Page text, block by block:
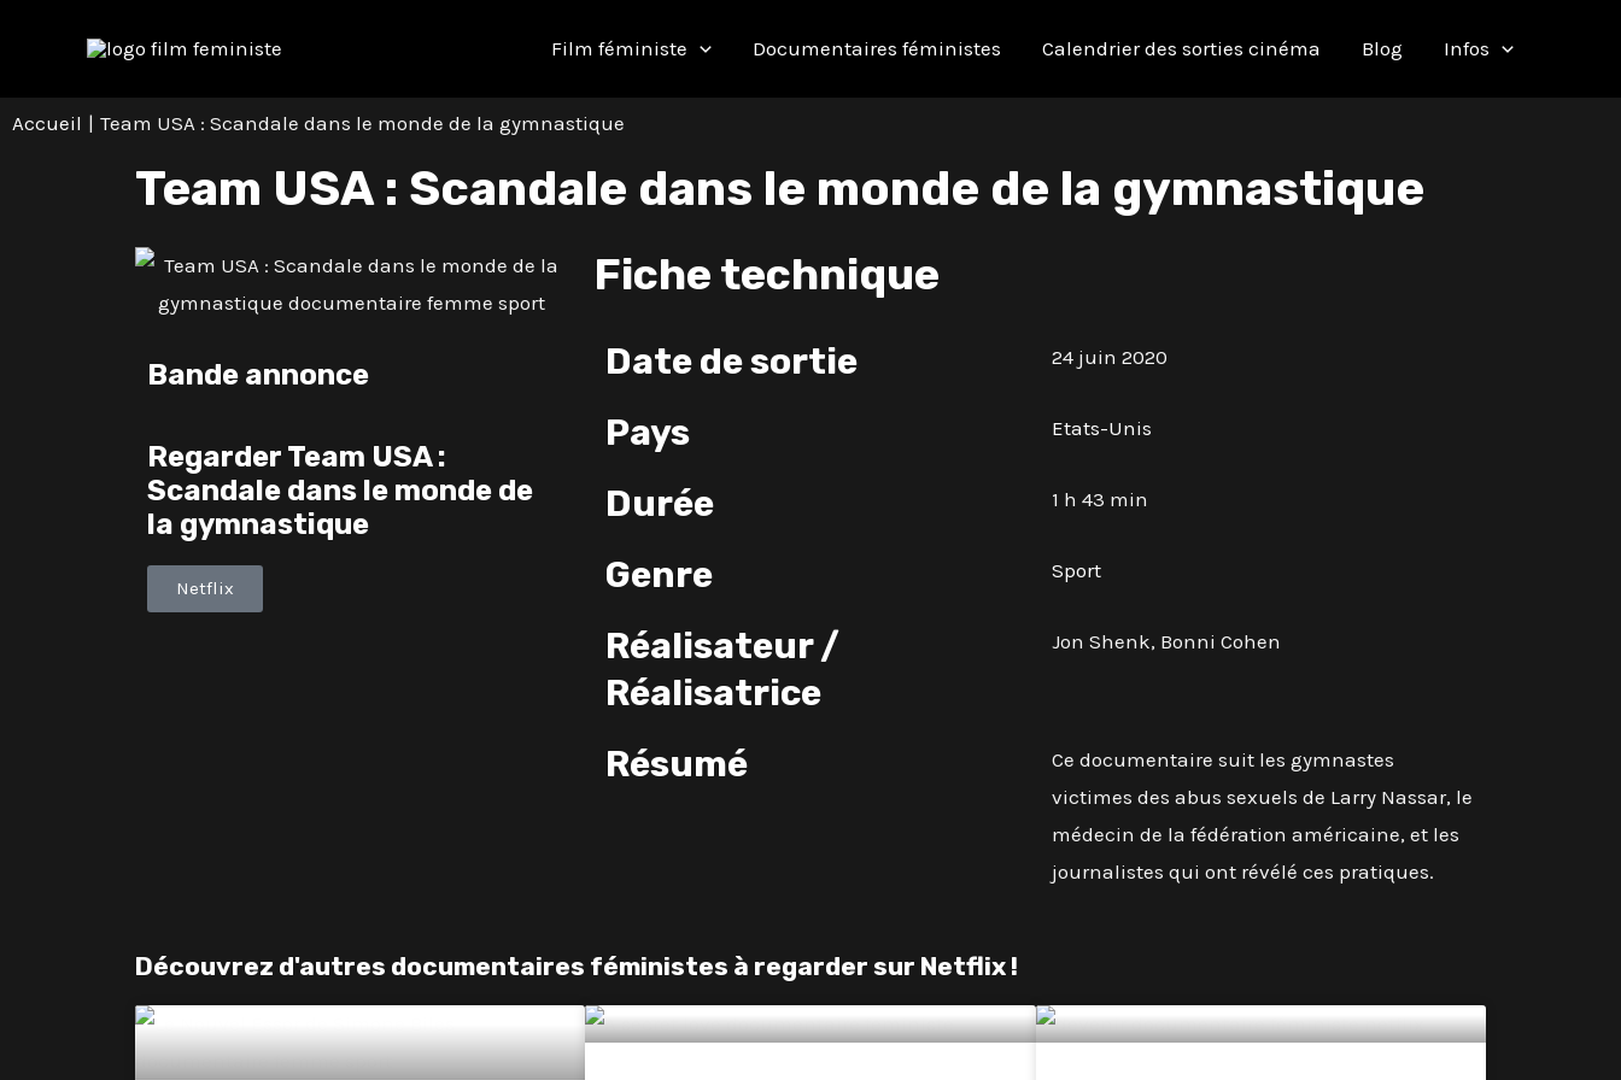
contenu
Film féministe Documentaires féministes Calendrier des sorties cinéma Blog Infos
Accueil Team USA : Scandale dans le monde de la gymnastique
Team USA : Scandale dans le monde de la gymnastique
Bande annonce
Regarder Team USA :
Scandale dans le monde de
la gymnastique
Netflix
Fiche technique
Date de sortie 24 juin 2020
Pays Etats-Unis
Durée 1 h 43 min
Genre Sport
Réalisateur /
Réalisatrice
Jon Shenk, Bonni Cohen
Résumé
Ce documentaire suit les gymnastes
victimes des abus sexuels de Larry Nassar, le
médecin de la fédération américaine, et les
journalistes qui ont révélé ces pratiques.
Découvrez d'autres documentaires féministes à regarder sur Netflix !
articles